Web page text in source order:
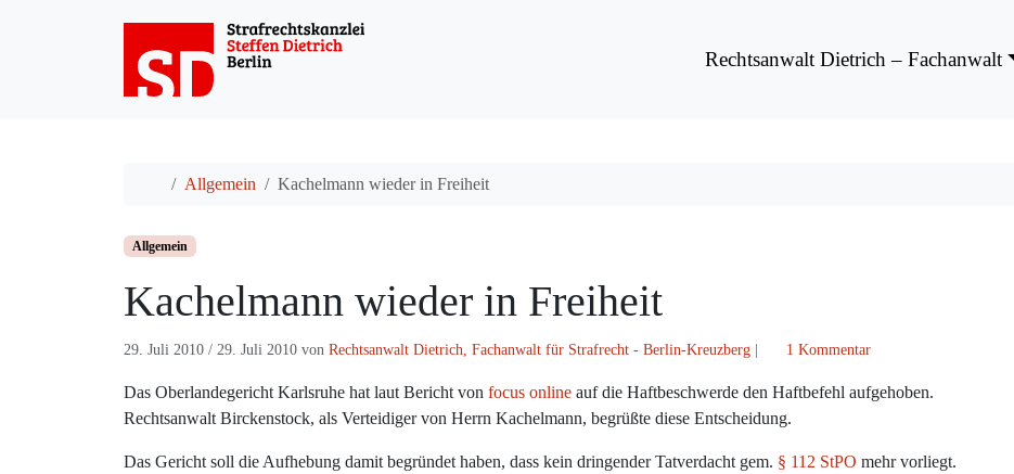
Rechtsanwalt Dietrich – Fachanwalt
StartAllgemein Kachelmann wieder in Freiheit
Allgemein
Kachelmann wieder in Freiheit
29. Juli 2010 / 29. Juli 2010 von Rechtsanwalt Dietrich, Fachanwalt für Strafrecht - Berlin-Kreuzberg 1 Kommentarz
K
h
Das Oberlandegericht Karlsruhe hat laut Bericht von focus online auf die Haftbeschwerde den Haftbefehl aufgehoben.
Rechtsanwalt Birckenstock, als Verteidiger von Herrn Kachelmann, begrüßte diese Entscheidung.
Das Gericht soll die Aufhebung damit begründet haben, dass kein dringender Tatverdacht gem. § 112 StPO mehr vorliegt.